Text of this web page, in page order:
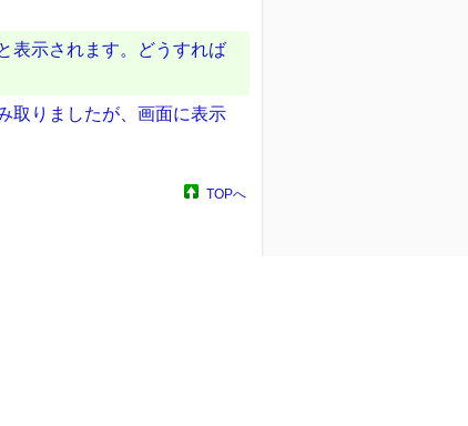
表示されます。どうすれば
取りましたが、画面に表示
TOPへ